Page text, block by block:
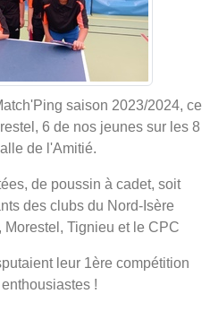
saison 2023/2024, ce
6 de nos jeunes sur les 8
de l'Amitié.
de poussin à cadet, soit
des clubs du Nord-Isère
Tignieu et le CPC
leur 1ère compétition
!